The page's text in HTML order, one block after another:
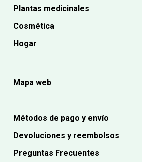
Plantas medicinales
Cosmética
Hogar
Mapa web
Métodos de pago y envío
Devoluciones y reembolsos
Preguntas Frecuentes